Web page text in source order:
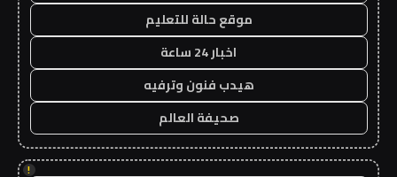
موقع حالة للتعليم
اخبار 24 ساعة
هيدب فنون وترفيه
صحيفة العالم
!